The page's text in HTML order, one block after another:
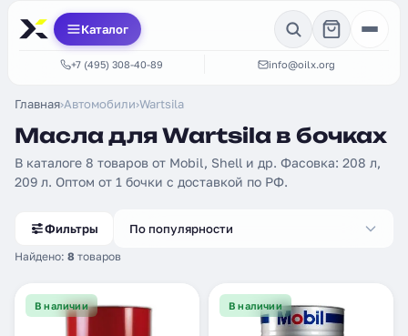
Каталог
+7 (495) 308-40-89 info@oilx.org
Главная›Автомобили›Wartsila
Масла для Wartsila в бочках
В каталоге 8 товаров от Mobil, Shell и др. Фасовка: 208 л,
209 л. Оптом от 1 бочки с доставкой по РФ.
Фильтры
Найдено: 8 товаров
По популярности
В наличии В наличии